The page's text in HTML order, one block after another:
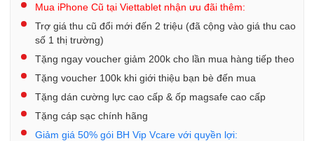
Mua iPhone Cũ tại Viettablet nhận ưu đãi thêm:
Trợ giá thu cũ đổi mới đến 2 triệu (đã cộng vào giá thu cao
số 1 thị trường)
Tặng ngay voucher giảm 200k cho lần mua hàng tiếp theo
Tặng voucher 100k khi giới thiệu bạn bè đến mua
Tặng dán cường lực cao cấp & ốp magsafe cao cấp
Tặng cáp sạc chính hãng
Giảm giá 50% gói BH Vip Vcare với quyền lợi: